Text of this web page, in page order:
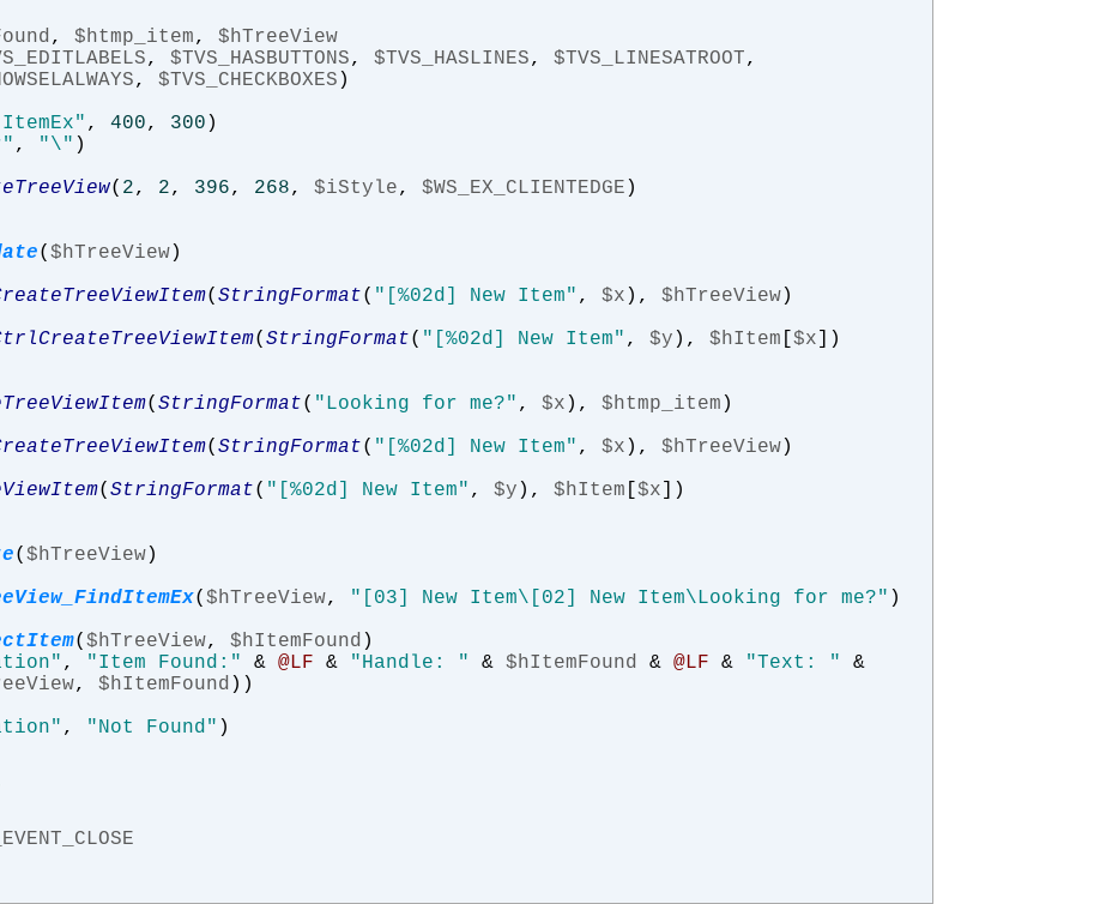
, $htmp_item,
$hTreeView
, $TVS_HASBUTTONS, $TVS_HASLINES, $TVS_LINESATROOT,
, $TVS_CHECKBOXES )
, 400, 300 )
, "\" )
( 2, 2, 396, 268, $iStyle, $WS_EX_CLIENTEDGE )
($hTreeView)
(StringFormat( "[%02d] New Item" , $x ), $hTreeView)
(StringFormat( "[%02d] New Item" , $y ), $hItem [$x ])
(StringFormat( "Looking for me?" , $x ), $htmp_item )
(StringFormat( "[%02d] New Item" , $x ), $hTreeView)
(StringFormat( "[%02d] New Item" , $y ), $hItem [$x ])
($hTreeView)
($hTreeView, "[03] New Item\[02] New Item\Looking for me?" )
($hTreeView, $hItemFound )
, "Item Found:" & @LF & "Handle: " & $hItemFound & @LF & "Text: "
&
, $hItemFound ))
, "Not Found" )